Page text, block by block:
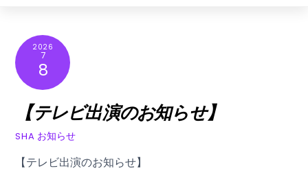
2026
7
8
【テレビ出演のお知らせ】
SHA お知らせ
【テレビ出演のお知らせ】